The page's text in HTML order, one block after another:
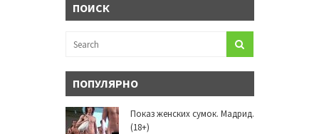
ПОИСК
ПОПУЛЯРНО
Показ женских сумок. Мадрид.
(18+)